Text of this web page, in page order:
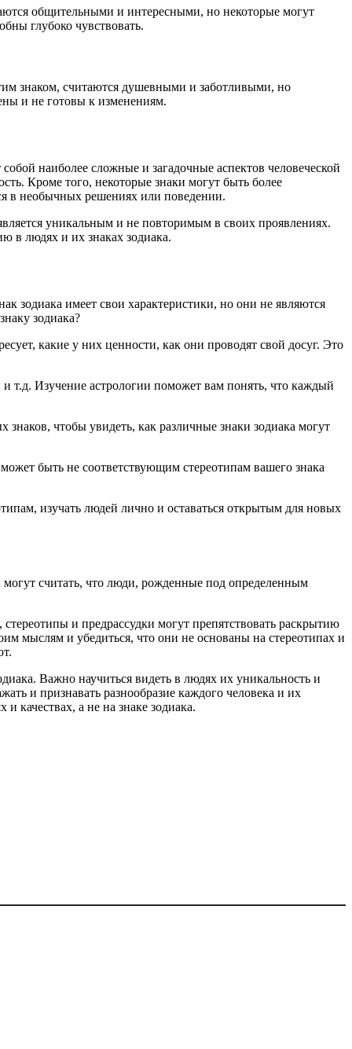
общительными и интересными, но некоторые могут
глубоко чувствовать.
знаком, считаются душевными и заботливыми, но
и не готовы к изменениям.
наиболее сложные и загадочные аспектов человеческой
Кроме того, некоторые знаки могут быть более
в необычных решениях или поведении.
уникальным и не повторимым в своих проявлениях.
в людях и их знаках зодиака.
имеет свои характеристики, но они не являются
зодиака?
какие у них ценности, как они проводят свой досуг. Это
и т.д. Изучение астрологии поможет вам понять, что каждый
чтобы увидеть, как различные знаки зодиака могут
быть не соответствующим стереотипам вашего знака
изучать людей лично и оставаться открытым для новых
считать, что люди, рожденные под определенным
и предрассудки могут препятствовать раскрытию
мыслям и убедиться, что они не основаны на стереотипах и
Важно научиться видеть в людях их уникальность и
и признавать разнообразие каждого человека и их
качествах, а не на знаке зодиака.